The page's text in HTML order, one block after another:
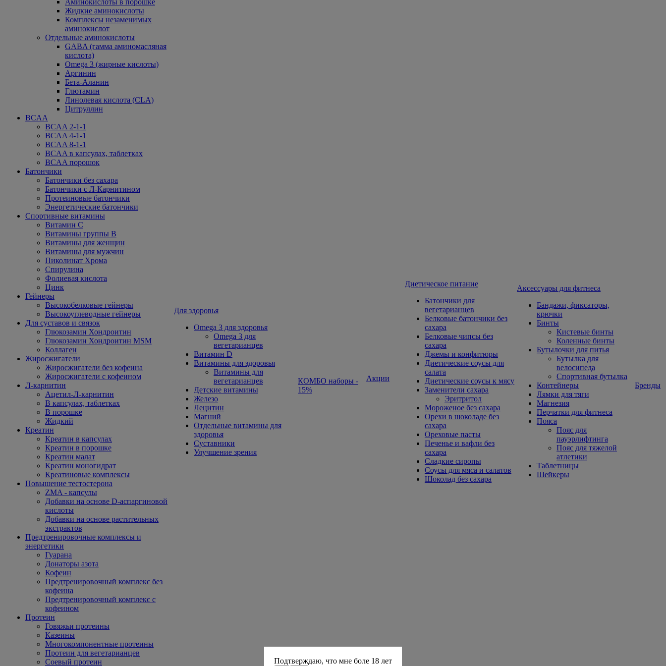
Аминокислоты в порошке
Жидкие аминокислоты
Комплексы незаменимых
аминокислот
Отдельные аминокислоты
GABA (гамма аминомасляная
кислота)
Omega 3 (жирные кислоты)
Аргинин
Бета-Аланин
Глютамин
Линолевая кислота (CLA)
Цитруллин
BCAA
BCAA 2-1-1
BCAA 4-1-1
BCAA 8-1-1
BCAA в капсулах, таблетках
BCAA порошок
Батончики
Батончики без сахара
Батончики с Л-Карнитином
Протеиновые батончики
Энергетические батончики
Спортивные витамины
Витамин С
Витамины группы В
Витамины для женщин
Витамины для мужчин
Пиколинат Хрома
Спирулина
Фолиевая кислота
Цинк
Гейнеры
Высокобелковые гейнеры
Высокоуглеводные гейнеры
Для суставов и связок
Глюкозамин Хондроитин
Глюкозамин Хондроитин MSM
Коллаген
Жиросжигатели
Жиросжигатели без кофеина
Жиросжигатели с кофеином
Л-карнитин
Ацетил-Л-карнитин
В капсулах, таблетках
В порошке
Жидкий
Креатин
Креатин в капсулах
Креатин в порошке
Креатин малат
Креатин моногидрат
Креатиновые комплексы
Повышение тестостерона
ZMA - капсулы
Добавки на основе D-аспаргиновой
кислоты
Добавки на основе растительных
экстрактов
Предтренировочные комплексы и
энергетики
Гуарана
Донаторы азота
Кофеин
Предтренировочный комплекс без
кофеина
Предтренировочный комплекс с
кофеином
Протеин
Говяжьи протеины
Казеины
Многокомпонентные протеины
Протеин для вегетарианцев
Соевый протеин
Для здоровья
Omega 3 для здоровья
Omega 3 для
вегетарианцев
Витамин D
Витамины для здоровья
Витамины для
вегетарианцев
Детские витамины
Железо
Лецитин
Магний
Отдельные витамины для
здоровья
Суставники
Улучшение зрения
КОМБО наборы -
15%
Акции
Диетическое питание
Батончики для
вегетарианцев
Белковые батончики без
сахара
Белковые чипсы без
сахара
Джемы и конфитюры
Диетические соусы для
салата
Диетические соусы к мясу
Заменители сахара
Эритритол
Мороженое без сахара
Орехи в шоколаде без
сахара
Ореховые пасты
Печенье и вафли без
сахара
Сладкие сиропы
Соусы для мяса и салатов
Шоколад без сахара
Aксессуары для фитнеса
Бандажи, фиксаторы,
крючки
Бинты
Кистевые бинты
Коленные бинты
Бутылочки для питья
Бутылка для
велосипеда
Спортивная бутылка
Контейнеры
Лямки для тяги
Магнезия
Перчатки для фитнеса
Пояса
Пояс для
пауэрлифтинга
Пояс для тяжелой
атлетики
Таблетницы
Шейкеры
Бренды
Подтверждаю, что мне боле 18 лет